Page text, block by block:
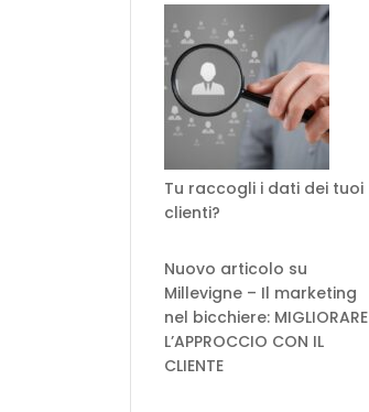
Tu raccogli i dati dei tuoi
clienti?
Nuovo articolo su
Millevigne – Il marketing
nel bicchiere: MIGLIORARE
L’APPROCCIO CON IL
CLIENTE